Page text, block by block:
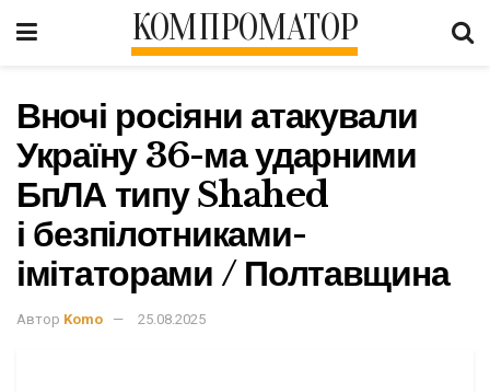
КОМПРОМАТОР
Вночі росіяни атакували
Україну 36-ма ударними
БпЛА типу Shahed
і безпілотниками-
імітаторами / Полтавщина
Автор Komo 25.08.2025